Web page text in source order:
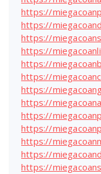
https://
https://
https://
https://
https://
https://
https://
https://
https://
https://
https://
https://
https://